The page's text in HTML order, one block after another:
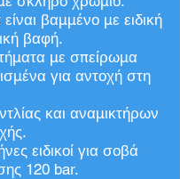
βαμμένο με ειδική
βαφή.
με σπείρωμα
για αντοχή στη
και αναμικτήρων
ειδικοί για σοβά
120 bar.